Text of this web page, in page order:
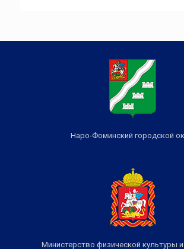
Наро-Фоминский городской
Министерство физической культуры